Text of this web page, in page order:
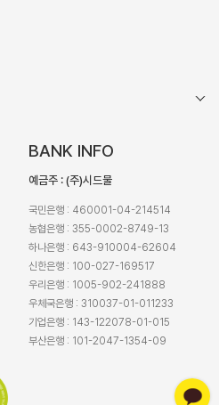
BANK INFO
예금주 : (주)시드물
국민은행 : 460001-04-214514
농협은행 : 355-0002-8749-13
하나은행 : 643-910004-62604
신한은행 : 100-027-169517
우리은행 : 1005-902-241888
우체국은행 : 310037-01-011233
기업은행 : 143-122078-01-015
부산은행 : 101-2047-1354-09